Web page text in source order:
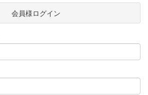
会員様ログイン